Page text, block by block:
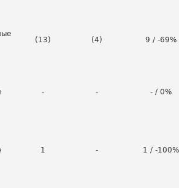
(13) (4) 9 / -69%
- - - / 0%
1 - 1 / -100%